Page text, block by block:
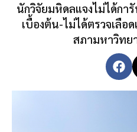
นักวิจัยมหิดลแจงไม่ได้กา
เบื้องต้น-ไม่ได้ตรวจเลือ
สภามหาวิทย